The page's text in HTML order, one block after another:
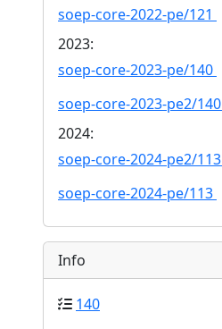
soep-core-2022-pe/121
2023:
soep-core-2023-pe/140
soep-core-2023-pe2/140
2024:
soep-core-2024-pe2/113
soep-core-2024-pe/113
Info
140